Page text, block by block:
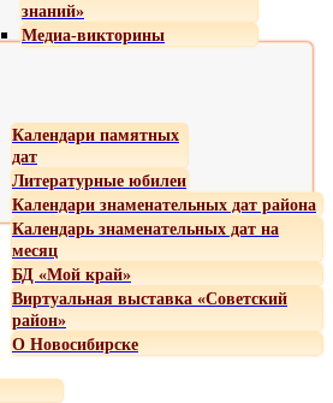
знаний»
Медиа-викторины
Календари памятных
дат
Литературные юбилеи
Календари знаменательных дат района
Календарь знаменательных дат на
месяц
БД «Мой край»
Виртуальная выставка «Советский
район»
О Новосибирске